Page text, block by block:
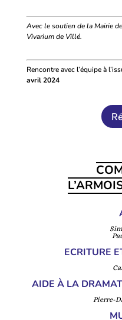
Avec le soutien de la Mairie
Vivarium de Villé.
Rencontre avec l’équipe à
avril 2024
ECRITURE
AIDE À LA
Pierre-